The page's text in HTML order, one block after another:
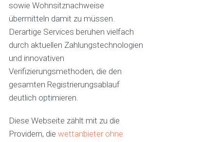
sowie Wohnsitznachweise
übermitteln damit zu müssen.
Derartige Services beruhen vielfach
durch aktuellen Zahlungstechnologien
und innovativen
Verifizierungsmethoden, die den
gesamten Registrierungsablauf
deutlich optimieren.
Diese Webseite zählt mit zu die
Providern, die wettanbieter ohne